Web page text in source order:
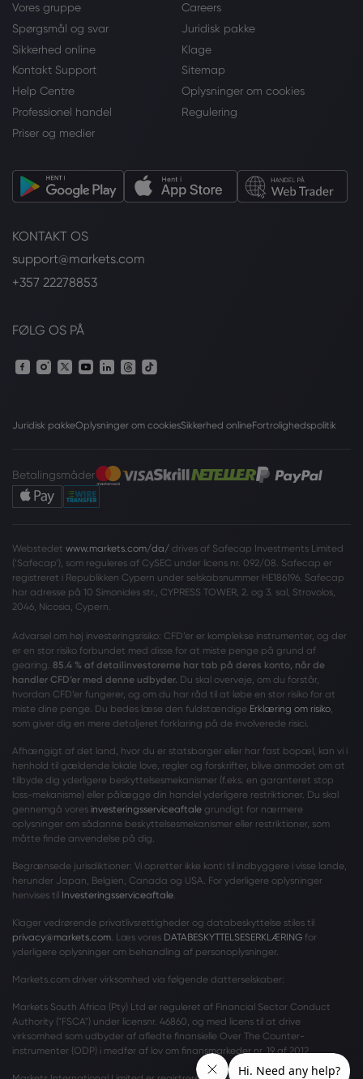
Vores gruppe
Careers
Spørgsmål og svar
Juridisk pakke
Sikkerhed online
Klage
Kontakt Support
Sitemap
Help Centre
Oplysninger om cookies
Professionel handel
Regulering
Priser og medier
KONTAKT OS
support@markets.com
+357 22278853
FØLG OS PÅ
Juridisk pakkeOplysninger om cookiesSikkerhed onlineFortrolighedspolitik
Betalingsmåder
Webstedet www.markets.com/da/ drives af Safecap Investments Limited
(‘Safecap’), som reguleres af CySEC under licens nr. 092/08. Safecap er
registreret i Republikken Cypern under selskabsnummer HE186196. Safecap
har adresse på 10 Simonides str., CYPRESS TOWER, 2. og 3. sal, Strovolos,
2046, Nicosia, Cypern.
Advarsel om høj investeringsrisiko: CFD’er er komplekse instrumenter, og der
er en stor risiko forbundet med disse for at miste penge på grund af
gearing. 85.4 % af detailinvestorerne har tab på deres konto, når de
handler CFD’er med denne udbyder. Du skal overveje, om du forstår,
hvordan CFD’er fungerer, og om du har råd til at løbe en stor risiko for at
miste dine penge. Du bedes læse den fuldstændige Erklæring om risiko
som giver dig en mere detaljeret forklaring på de involverede risici.
Afhængigt af det land, hvor du er statsborger eller har fast bopæl, kan vi i
henhold til gældende lokale love, regler og forskrifter, blive anmodet om at
tilbyde dig yderligere beskyttelsesmekanismer (f.eks. en garanteret stop
loss-mekanisme) eller pålægge din handel yderligere restriktioner. Du skal
gennemgå vores investeringsserviceaftale grundigt for nærmere
oplysninger om sådanne beskyttelsesmekanismer eller restriktioner, som
måtte finde anvendelse på dig.
Begrænsede jurisdiktioner: Vi opretter ikke konti til indbyggere i visse lande,
herunder Japan, Belgien, Canada og USA. For yderligere oplysninger
henvises til Investeringsserviceaftale
Klager vedrørende privatlivsrettigheder og databeskyttelse stiles til
privacy@markets.com . Læs vores DATABESKYTTELSESERKLÆRING for
yderligere oplysninger om behandling af personoplysninger.
Markets.com driver virksomhed via følgende datterselskaber:
Markets South Africa (Pty) Ltd er reguleret af Financial Sector Conduct
Authority ("FSCA") under licensnr. 46860, og med licens til at drive
virksomhed som udbyder af afledte finansielle Over The Counter-
instrumenter (ODP) i medfør af lov om finansmarkeder nr. 19 af 2012.